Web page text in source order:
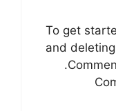
To get
and